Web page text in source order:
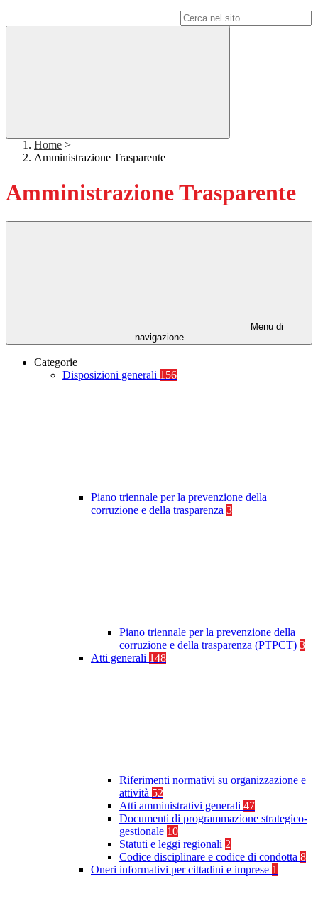
Home >
Amministrazione Trasparente
Amministrazione Trasparente
Menu di
navigazione
Categorie
Disposizioni generali 156
Piano triennale per la prevenzione della
corruzione e della trasparenza 3
Piano triennale per la prevenzione della
corruzione e della trasparenza (PTPCT) 3
Atti generali 148
Riferimenti normativi su organizzazione e
attività 52
Atti amministrativi generali 47
Documenti di programmazione strategico-
gestionale 10
Statuti e leggi regionali 2
Codice disciplinare e codice di condotta 8
Oneri informativi per cittadini e imprese 1